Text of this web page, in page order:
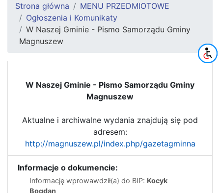
Strona główna
MENU PRZEDMIOTOWE
Ogłoszenia i Komunikaty
W Naszej Gminie - Pismo Samorządu Gminy
Magnuszew
W Naszej Gminie - Pismo Samorządu Gminy
Magnuszew
Aktualne i archiwalne wydania znajdują się pod
adresem:
http://magnuszew.pl/index.php/gazetagminna
Informacje o dokumencie:
Informację wprowawdził(a) do BIP: Kocyk
Bogdan